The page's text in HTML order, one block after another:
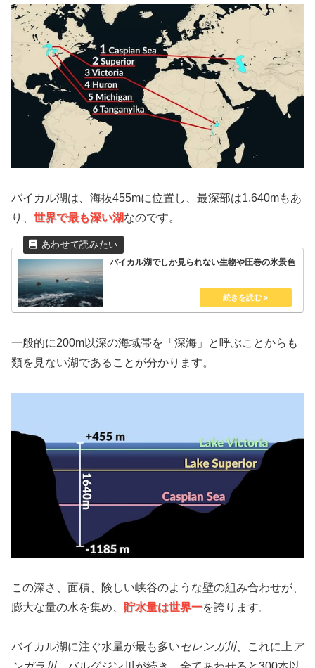
バイカル湖は、海抜455mに位置し、最深部は1,640mもあ
り、 世界で最も深い湖なのです。
バイカル湖でしか見られない生物や圧巻の氷景色
一般的に200m以深の海域帯を「深海」と呼ぶことからも
類を見ない湖であることが分かります。
この深さ、面積、険しい峡谷のような壁の組み合わせが、
膨大な量の水を集め、 貯水量は世界一を誇ります。
バイカル湖に注ぐ水量が最も多いセレンガ川、これに上 ア